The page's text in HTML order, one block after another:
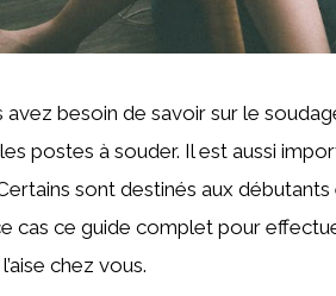
avez besoin de savoir sur le
postes à souder. Il est aussi
sont destinés aux
cas ce guide complet pour
chez vous.